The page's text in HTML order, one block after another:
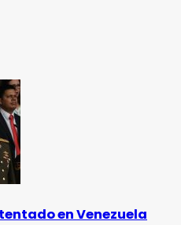
en Venezuela